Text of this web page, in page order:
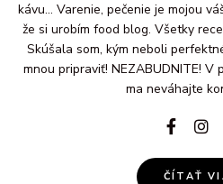
kávu... Varenie, pečenie je mojou
že si urobím food blog. Všetky
Skúšala som, kým neboli
mnou pripraviť! NEZABUDNITE! V
ma neváhajte
ČÍTAŤ